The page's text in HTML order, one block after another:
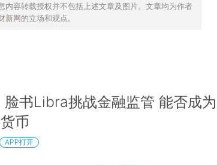
内容转载授权并不包括上述文章及图片。文章均为作者
新网的立场和观点。
脸书Libra挑战金融监管 能否成为
币
APP打开